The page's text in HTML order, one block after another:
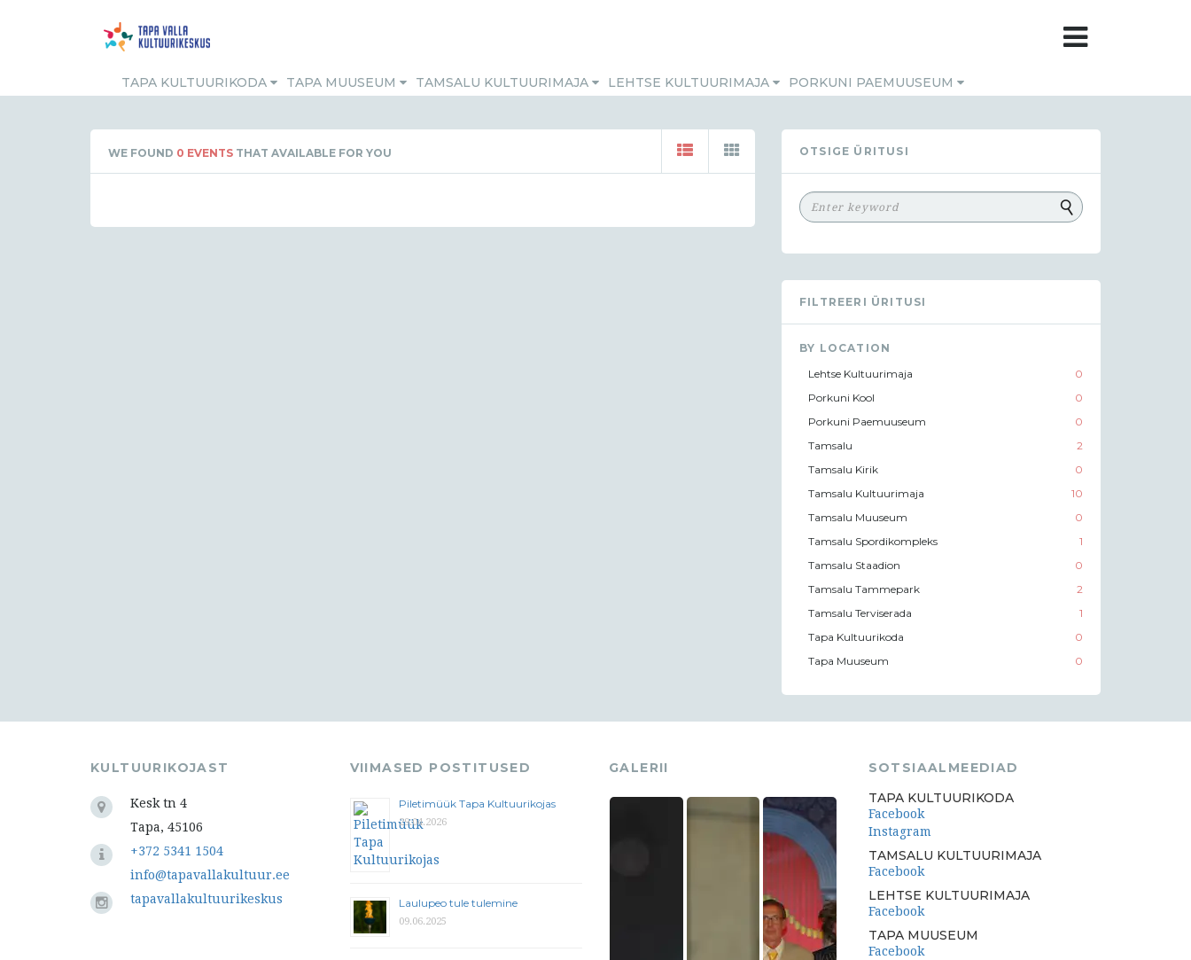
TAPA KULTUURIKODA TAPA MUUSEUM TAMSALU KULTUURIMAJA LEHTSE KULTUURIMAJA PORKUNI PAEMUUSEUM
WE FOUND 0 EVENTS THAT AVAILABLE FOR YOU OTSIGE ÜRITUSI
FILTREERI ÜRITUSI
BY LOCATION
Lehtse Kultuurimaja
0
Porkuni Kool
0
Porkuni Paemuuseum
0
Tamsalu
2
Tamsalu Kirik
0
Tamsalu Kultuurimaja
10
Tamsalu Muuseum
0
Tamsalu Spordikompleks
1
Tamsalu Staadion
0
Tamsalu Tammepark
2
Tamsalu Terviserada
1
Tapa Kultuurikoda
0
Tapa Muuseum
0
KULTUURIKOJAST
Kesk tn 4
Tapa, 45106
+372 5341 1504
info@tapavallakultuur.ee
tapavallakultuurikeskus
VIIMASED POSTITUSED
Piletimüük Tapa Kultuurikojas
29.04.2026
Laulupeo tule tulemine
09.06.2025
GALERII
SOTSIAALMEEDIAD
TAPA KULTUURIKODA
Facebook
Instagram
TAMSALU KULTUURIMAJA
Facebook
LEHTSE KULTUURIMAJA
Facebook
TAPA MUUSEUM
Facebook